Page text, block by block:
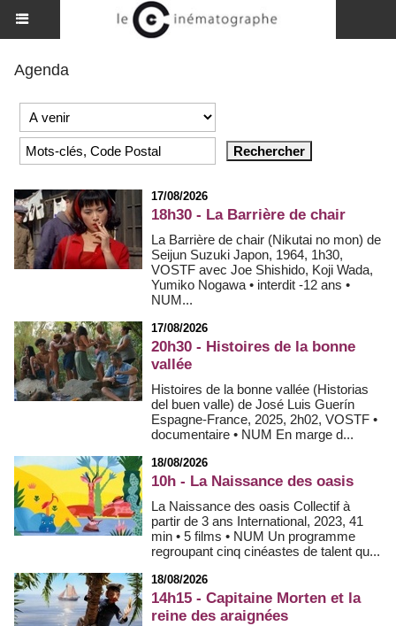
Agenda
17/08/2026
18h30 - La Barrière de chair
La Barrière de chair (Nikutai no mon) de
Seijun Suzuki Japon, 1964, 1h30,
VOSTF avec Joe Shishido, Koji Wada,
Yumiko Nogawa • interdit -12 ans •
NUM...
17/08/2026
20h30 - Histoires de la bonne
vallée
Histoires de la bonne vallée (Historias
del buen valle) de José Luis Guerín
Espagne-France, 2025, 2h02, VOSTF •
documentaire • NUM En marge d...
18/08/2026
10h - La Naissance des oasis
La Naissance des oasis Collectif à
partir de 3 ans International, 2023, 41
min • 5 films • NUM Un programme
regroupant cinq cinéastes de talent qu...
18/08/2026
14h15 - Capitaine Morten et la
reine des araignées